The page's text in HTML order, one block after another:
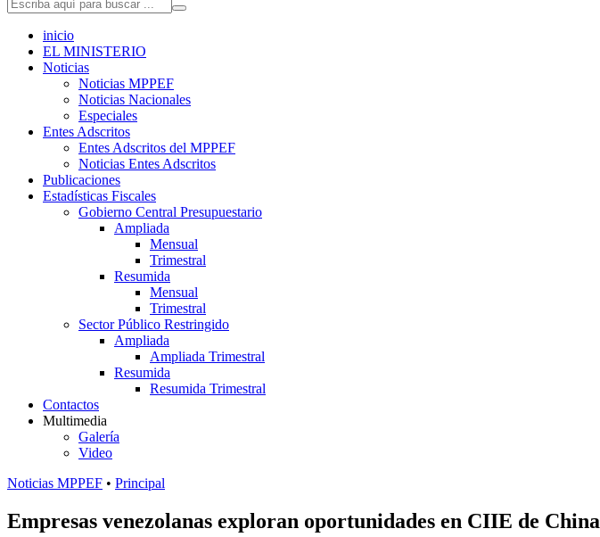
inicio
EL MINISTERIO
Noticias
Noticias MPPEF
Noticias Nacionales
Especiales
Entes Adscritos
Entes Adscritos del MPPEF
Noticias Entes Adscritos
Publicaciones
Estadísticas Fiscales
Gobierno Central Presupuestario
Ampliada
Mensual
Trimestral
Resumida
Mensual
Trimestral
Sector Público Restringido
Ampliada
Ampliada Trimestral
Resumida
Resumida Trimestral
Contactos
Multimedia
Galería
Video
Noticias MPPEF • Principal
Empresas venezolanas exploran oportunidades en CIIE de China